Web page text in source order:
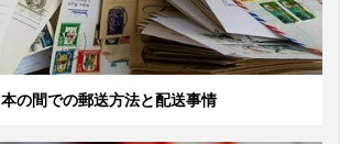
の間での郵送方法と配送事情